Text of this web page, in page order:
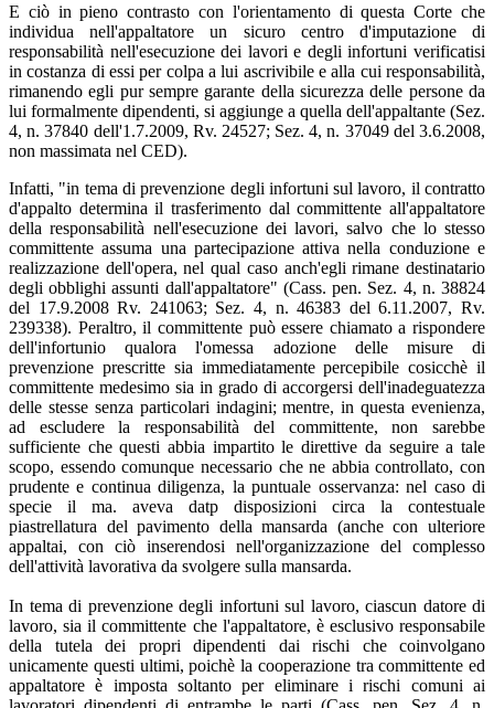
E ciò in pieno contrasto con l'orientamento di questa Corte che
individua nell'appaltatore un sicuro centro d'imputazione di
responsabilità nell'esecuzione dei lavori e degli infortuni verificatisi
in costanza di essi per colpa a lui ascrivibile e alla cui responsabilità,
rimanendo egli pur sempre garante della sicurezza delle persone da
lui formalmente dipendenti, si aggiunge a quella dell'appaltante (Sez.
4, n. 37840 dell'1.7.2009, Rv. 24527; Sez. 4, n. 37049 del 3.6.2008,
non massimata nel CED).
Infatti, "in tema di prevenzione degli infortuni sul lavoro, il contratto
d'appalto determina il trasferimento dal committente all'appaltatore
della responsabilità nell'esecuzione dei lavori, salvo che lo stesso
committente assuma una partecipazione attiva nella conduzione e
realizzazione dell'opera, nel qual caso anch'egli rimane destinatario
degli obblighi assunti dall'appaltatore" (Cass. pen. Sez. 4, n. 38824
del 17.9.2008 Rv. 241063; Sez. 4, n. 46383 del 6.11.2007, Rv.
239338). Peraltro, il committente può essere chiamato a rispondere
dell'infortunio qualora l'omessa adozione delle misure di
prevenzione prescritte sia immediatamente percepibile cosicchè il
committente medesimo sia in grado di accorgersi dell'inadeguatezza
delle stesse senza particolari indagini; mentre, in questa evenienza,
ad escludere la responsabilità del committente, non sarebbe
sufficiente che questi abbia impartito le direttive da seguire a tale
scopo, essendo comunque necessario che ne abbia controllato, con
prudente e continua diligenza, la puntuale osservanza: nel caso di
specie il ma. aveva datp disposizioni circa la contestuale
piastrellatura del pavimento della mansarda (anche con ulteriore
appaltai, con ciò inserendosi nell'organizzazione del complesso
dell'attività lavorativa da svolgere sulla mansarda.
In tema di prevenzione degli infortuni sul lavoro, ciascun datore di
lavoro, sia il committente che l'appaltatore, è esclusivo responsabile
della tutela dei propri dipendenti dai rischi che coinvolgano
unicamente questi ultimi, poichè la cooperazione tra committente ed
appaltatore è imposta soltanto per eliminare i rischi comuni ai